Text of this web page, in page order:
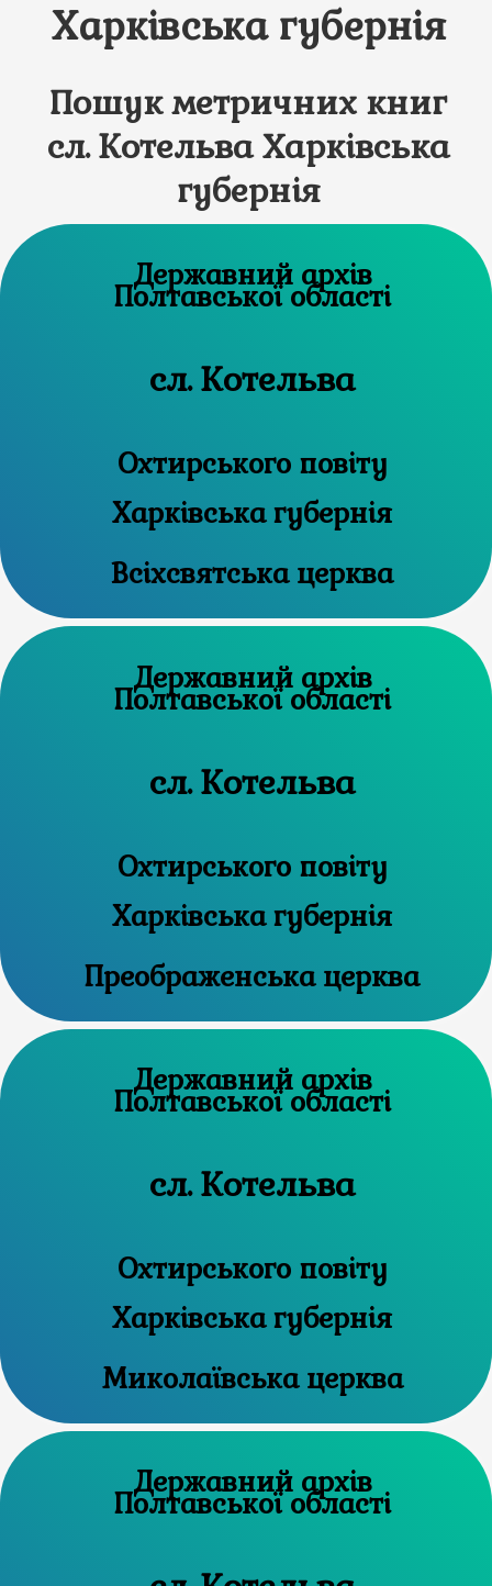
Харківська губернія
Пошук метричних книг
сл. Котельва Харківська
губернія
Державний архів
Полтавської області
сл. Котельва
Охтирського повіту
Харківська губернія
Всіхсвятська церква
Державний архів
Полтавської області
сл. Котельва
Охтирського повіту
Харківська губернія
Преображенська церква
Державний архів
Полтавської області
сл. Котельва
Охтирського повіту
Харківська губернія
Миколаївська церква
Державний архів
Полтавської області